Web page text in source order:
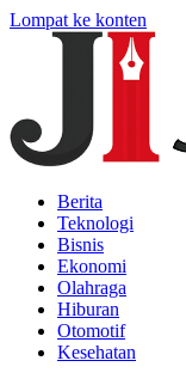
Lompat ke konten
Berita
Teknologi
Bisnis
Ekonomi
Olahraga
Hiburan
Otomotif
Kesehatan